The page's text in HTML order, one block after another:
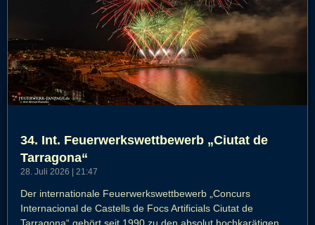
34. Int. Feuerwerkswettbewerb „Ciutat de
Tarragona“
28. Juli 2026 21:47
Der internationale Feuerwerkswettbewerb „Concurs
Internacional de Castells de Focs Artificials Ciutat de